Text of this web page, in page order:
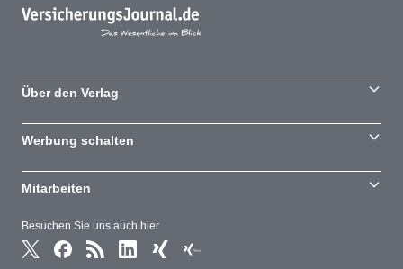
Besuchen Sie uns auch hier
Über den Verlag
Werbung schalten
Mitarbeiten